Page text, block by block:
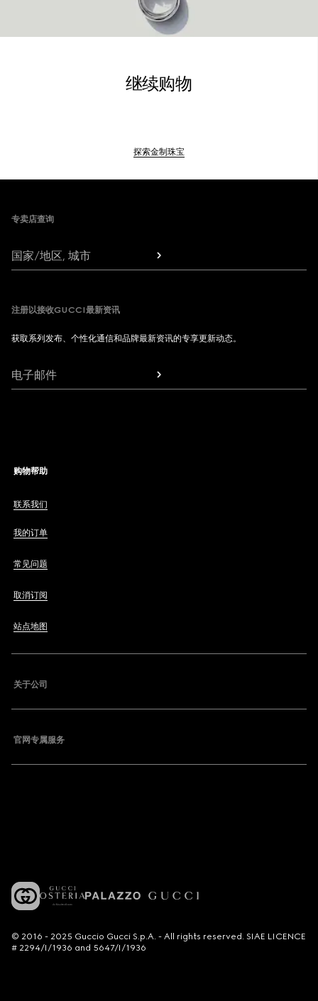
继续购物
探索金制珠宝
Footer
专卖店查询
国家/地区, 城市
注册以接收GUCCI最新资讯
获取系列发布、个性化通信和品牌最新资讯的专享更新动态。
电子邮件
购物帮助
联系我们
我的订单
常见问题
取消订阅
站点地图
关于公司
官网专属服务
© 2016 - 2025 Guccio Gucci S.p.A. - All rights reserved. SIAE LICENCE
# 2294/I/1936 and 5647/I/1936